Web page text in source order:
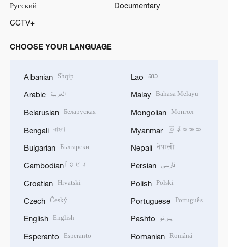
Русский
Documentary
CCTV+
CHOOSE YOUR LANGUAGE
Albanian Shqip
Arabic العربية
Belarusian Беларуская
Bengali বাংলা
Bulgarian Български
Cambodian ខ្មែរ
Croatian Hrvatski
Czech Český
English English
Esperanto Esperanto
Lao ລາວ
Malay Bahasa Melayu
Mongolian Монгол
Myanmar မြန်မာဘာသာ
Nepali नेपाली
Persian فارسی
Polish Polski
Portuguese Português
Pashto پښتو
Romanian Română